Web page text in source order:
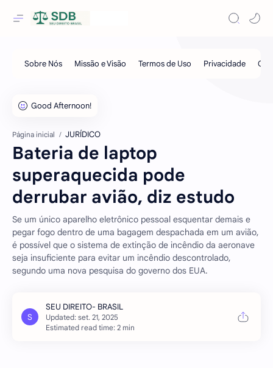
Página inicial JURÍDICO
Bateria de laptop
superaquecida pode
derrubar avião, diz estudo
Se um único aparelho eletrônico pessoal esquentar demais e
pegar fogo dentro de uma bagagem despachada em um avião,
é possível que o sistema de extinção de incêndio da aeronave
seja insuficiente para evitar um incêndio descontrolado,
segundo uma nova pesquisa do governo dos EUA.
Estimated read time: 2 min